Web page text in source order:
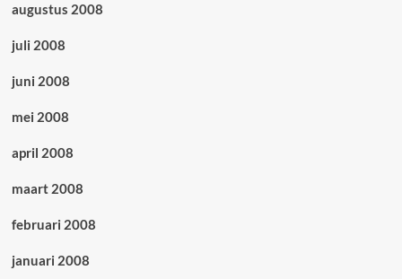
augustus 2008
juli 2008
juni 2008
mei 2008
april 2008
maart 2008
februari 2008
januari 2008